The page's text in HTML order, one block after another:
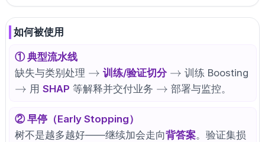
如何被使用
① 典型流水线
缺失与类别处理 \rightarrow
→ 训练/验证切分 \rightarrow
→ 训练 Boosting
\rightarrow
→ 用 SHAP 等解释并交付业务 \rightarrow
→ 部署与监控。
② 早停（Early Stopping）
树不是越多越好——继续加会走向背答案。验证集损